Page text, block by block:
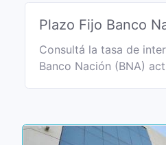
Plazo Fijo Banco
Consultá la tasa de
Banco Nación (BNA)